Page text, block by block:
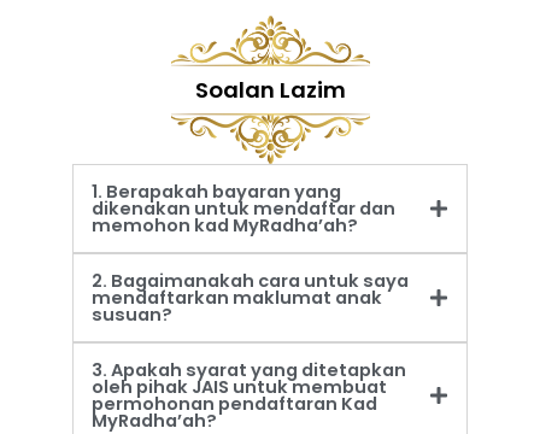
Soalan Lazim
1. Berapakah bayaran yang
dikenakan untuk mendaftar dan
memohon kad MyRadha’ah?
2. Bagaimanakah cara untuk saya
mendaftarkan maklumat anak
susuan?
3. Apakah syarat yang ditetapkan
oleh pihak JAIS untuk membuat
permohonan pendaftaran Kad
MyRadha’ah?